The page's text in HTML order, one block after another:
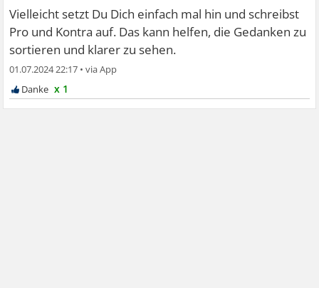
Vielleicht setzt Du Dich einfach mal hin und schreibst
Pro und Kontra auf. Das kann helfen, die Gedanken zu
sortieren und klarer zu sehen.
01.07.2024 22:17 •
x 1